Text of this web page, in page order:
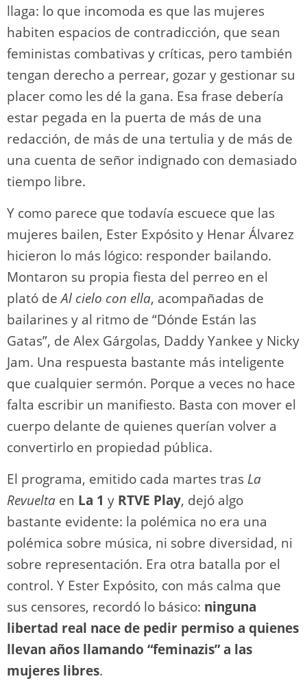
llaga: lo que incomoda es que las mujeres
habiten espacios de contradicción, que sean
feministas combativas y críticas, pero también
tengan derecho a perrear, gozar y gestionar su
placer como les dé la gana. Esa frase debería
estar pegada en la puerta de más de una
redacción, de más de una tertulia y de más de
una cuenta de señor indignado con demasiado
tiempo libre.
Y como parece que todavía escuece que las
mujeres bailen, Ester Expósito y Henar Álvarez
hicieron lo más lógico: responder bailando.
Montaron su propia fiesta del perreo en el
plató deAl cielo con ella, acompañadas de
bailarines y al ritmo de “Dónde Están las
Gatas”, de Alex Gárgolas, Daddy Yankee y Nicky
Jam. Una respuesta bastante más inteligente
que cualquier sermón. Porque a veces no hace
falta escribir un manifiesto. Basta con mover el
cuerpo delante de quienes querían volver a
convertirlo en propiedad pública.
El programa, emitido cada martes tras La
Revuelta en La 1 y RTVE Play, dejó algo
bastante evidente: la polémica no era una
polémica sobre música, ni sobre diversidad, ni
sobre representación. Era otra batalla por el
control. Y Ester Expósito, con más calma que
sus censores, recordó lo básico: ninguna
libertad real nace de pedir permiso a quienes
llevan años llamando “feminazis” a las
mujeres libres.